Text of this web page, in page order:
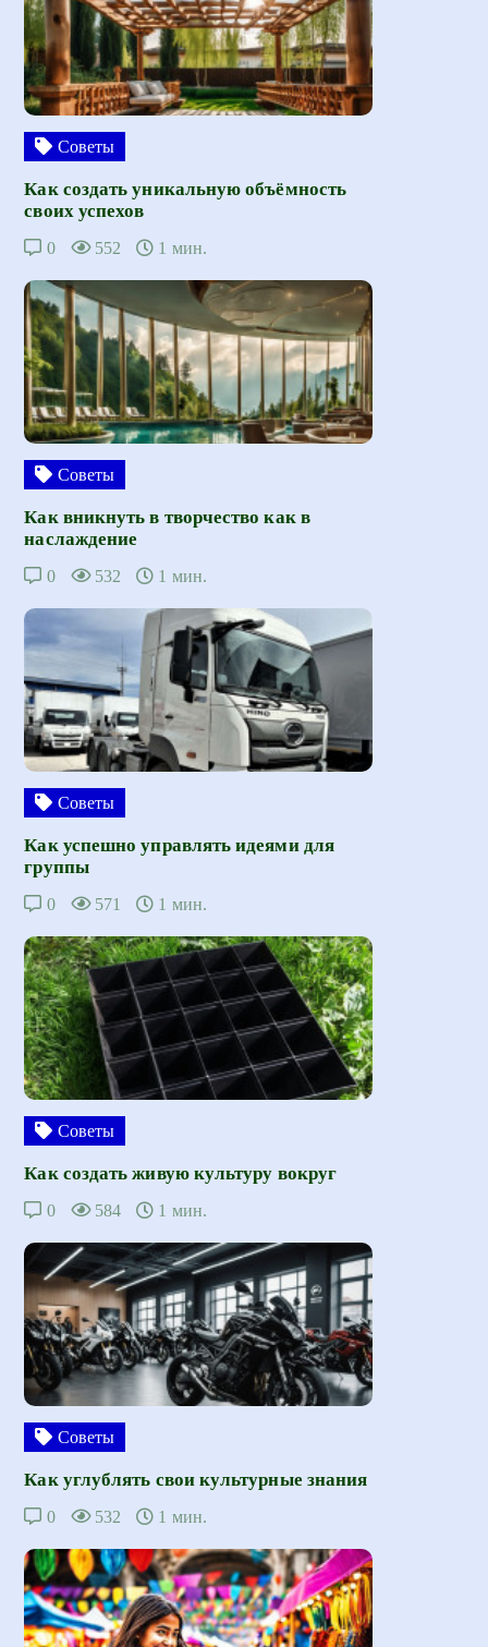
Советы
Как создать уникальную объёмность
своих успехов
0 552 1 мин.
Советы
Как вникнуть в творчество как в
наслаждение
0 532 1 мин.
Советы
Как успешно управлять идеями для
группы
0 571 1 мин.
Советы
Как создать живую культуру вокруг
0 584 1 мин.
Советы
Как углублять свои культурные знания
0 532 1 мин.